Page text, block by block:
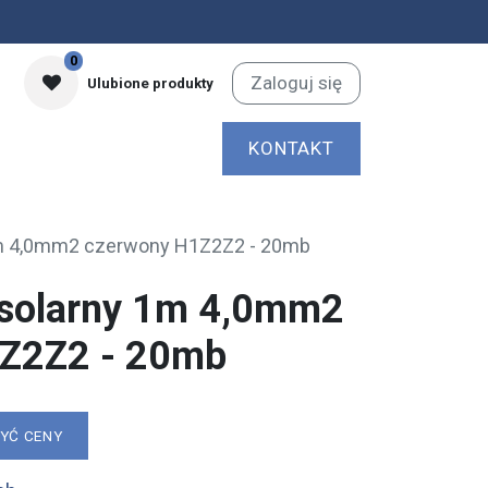
0
Ulubione produkty
Zaloguj się
KONTAKT
4,0mm2 czerwony H1Z2Z2 - 20mb
1m 4,0mm2
- 20mb
CENY